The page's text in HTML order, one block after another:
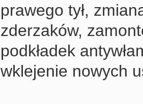
prawego tył,
zderzaków,
podkładek
wklejenie nowych